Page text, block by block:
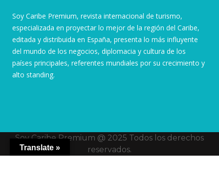
Soy Caribe Premium, revista internacional de turismo,
especializada en proyectar lo mejor de la región del Caribe,
editada y distribuida en España, presenta lo más influyente
del mundo de los negocios, diplomacia y cultura de los
países principales, referentes mundiales por su crecimiento y
alto standing.
Soy Caribe Premium @ 2025 Todos los derechos
reservados.
Translate »